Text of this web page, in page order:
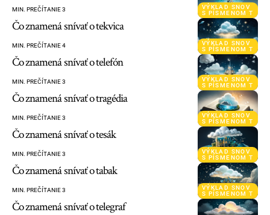
VÝKLAD SNOV
S PÍSMENOM T
MIN. PREČÍTANIE 3
VÝKLAD SNOV
S PÍSMENOM T
Čo znamená snívať o tekvica
MIN. PREČÍTANIE 4
VÝKLAD SNOV
S PÍSMENOM T
Čo znamená snívať o telefón
MIN. PREČÍTANIE 3
VÝKLAD SNOV
S PÍSMENOM T
Čo znamená snívať o tragédia
MIN. PREČÍTANIE 3
VÝKLAD SNOV
S PÍSMENOM T
Čo znamená snívať o tesák
MIN. PREČÍTANIE 3
VÝKLAD SNOV
S PÍSMENOM T
Čo znamená snívať o tabak
MIN. PREČÍTANIE 3
Čo znamená snívať o telegraf